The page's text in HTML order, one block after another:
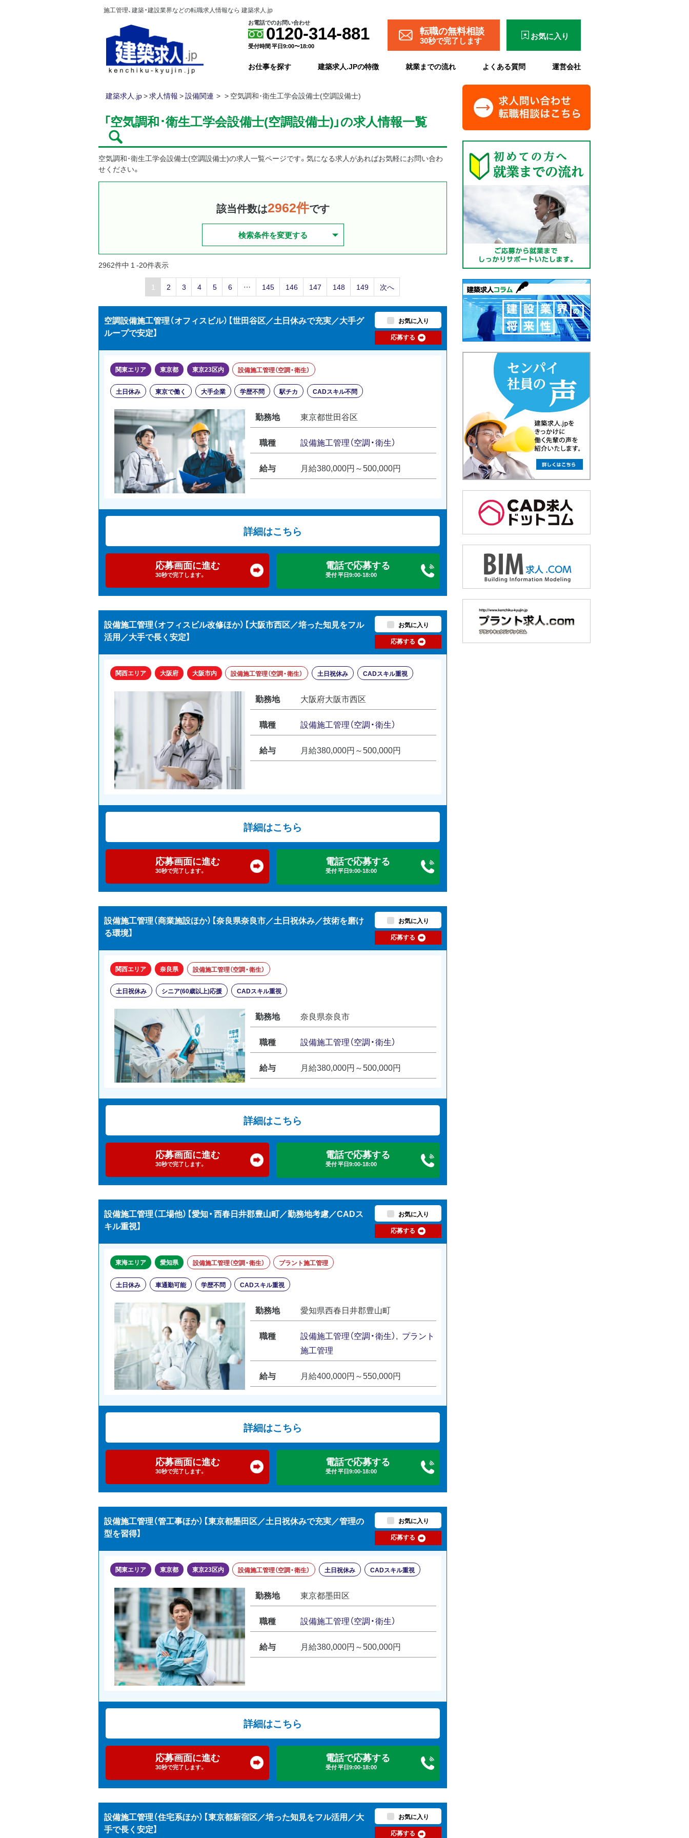
施工管理、建築・建設業界などの転職求人情報なら 建築求人.jp
お電話でのお問い合わせ
0120-314-881
受付時間 平日9:00〜18:00
転職の無料相談
30秒で完了します お気に入り
お仕事を探す 建築求人.JPの特徴 就業までの流れ よくある質問 運営会社
建築求人.jp>求人情報 >設備関連 > 空気調和･衛生工学会設備士(空調設備士)
「空気調和･衛生工学会設備士(空調設備士)」の求人情報一覧
空気調和･衛生工学会設備士(空調設備士)の求人一覧ページです。気になる求人があればお気軽にお問い合わ
せください。
該当件数は2962件です
検索条件を変更する
2962件中 1 -20件表示
1 2 3 4 5 6 … 145 146 147 148 149 次へ
空調設備施工管理（オフィスビル）【世田谷区／土日休みで充実／大手グ
ループで安定】
お気に入り
応募する
関東エリア 東京都 東京23区内 設備施工管理（空調・衛生）
土日休み 東京で働く 大手企業 学歴不問 駅チカ CADスキル不問
勤務地 東京都世田谷区
職種 設備施工管理（空調・衛生）
給与 月給380,000円～500,000円
詳細はこちら
応募画面に進む
30秒で完了します。
電話で応募する
受付 平日9:00-18:00
設備施工管理（オフィスビル改修ほか）【大阪市西区／培った知見をフル
活用／大手で長く安定】
お気に入り
応募する
関西エリア 大阪府 大阪市内 設備施工管理（空調・衛生） 土日祝休み CADスキル重視
勤務地 大阪府大阪市西区
職種 設備施工管理（空調・衛生）
給与 月給380,000円～500,000円
詳細はこちら
応募画面に進む
30秒で完了します。
電話で応募する
受付 平日9:00-18:00
設備施工管理（商業施設ほか）【奈良県奈良市／土日祝休み／技術を磨け
る環境】
お気に入り
応募する
関西エリア 奈良県 設備施工管理（空調・衛生）
土日祝休み シニア(60歳以上)応援 CADスキル重視
勤務地 奈良県奈良市
職種 設備施工管理（空調・衛生）
給与 月給380,000円～500,000円
詳細はこちら
応募画面に進む
30秒で完了します。
電話で応募する
受付 平日9:00-18:00
設備施工管理（工場他）【愛知・西春日井郡豊山町／勤務地考慮／CADス
キル重視】
お気に入り
応募する
東海エリア 愛知県 設備施工管理（空調・衛生） プラント施工管理
土日休み 車通勤可能 学歴不問 CADスキル重視
勤務地 愛知県西春日井郡豊山町
職種 設備施工管理（空調・衛生）, プラント
施工管理
給与 月給400,000円～550,000円
詳細はこちら
応募画面に進む
30秒で完了します。
電話で応募する
受付 平日9:00-18:00
設備施工管理（管工事ほか）【東京都墨田区／土日祝休みで充実／管理の
型を習得】
お気に入り
応募する
関東エリア 東京都 東京23区内 設備施工管理（空調・衛生） 土日祝休み CADスキル重視
勤務地 東京都墨田区
職種 設備施工管理（空調・衛生）
給与 月給380,000円～500,000円
詳細はこちら
応募画面に進む
30秒で完了します。
電話で応募する
受付 平日9:00-18:00
設備施工管理（住宅系ほか）【東京都新宿区／培った知見をフル活用／大
手で長く安定】
お気に入り
応募する